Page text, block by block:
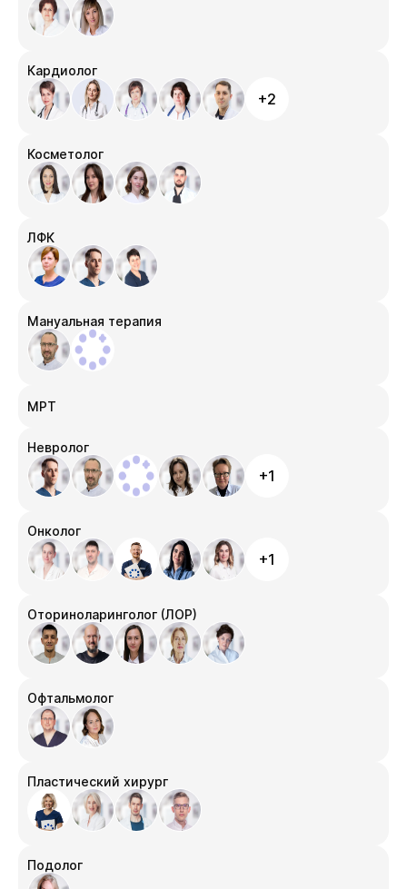
Кардиолог
+2
Косметолог
ЛФК
Мануальная терапия
МРТ
Невролог
+1
Онколог
+1
Оториноларинголог (ЛОР)
Офтальмолог
Пластический хирург
Подолог